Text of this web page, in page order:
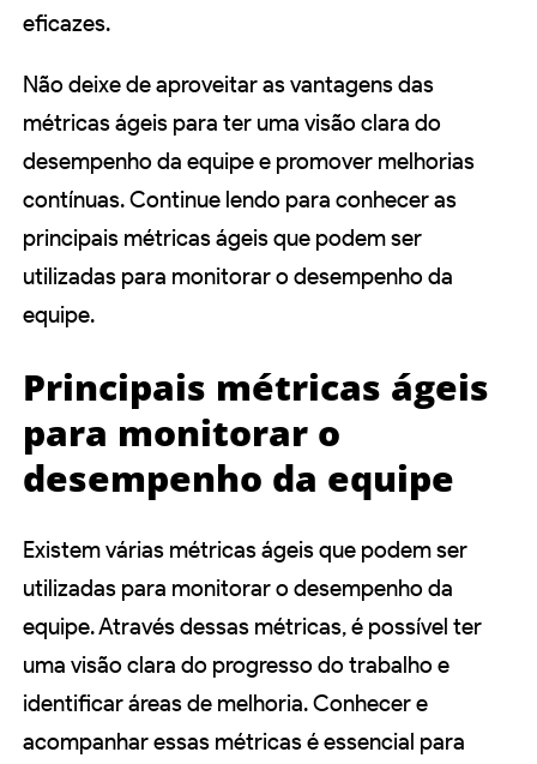
eficazes.
Não deixe de aproveitar as vantagens das
métricas ágeis para ter uma visão clara do
desempenho da equipe e promover melhorias
contínuas. Continue lendo para conhecer as
principais métricas ágeis que podem ser
utilizadas para monitorar o desempenho da
equipe.
Principais métricas ágeis
para monitorar o
desempenho da equipe
Existem várias métricas ágeis que podem ser
utilizadas para monitorar o desempenho da
equipe. Através dessas métricas, é possível ter
uma visão clara do progresso do trabalho e
identificar áreas de melhoria. Conhecer e
acompanhar essas métricas é essencial para